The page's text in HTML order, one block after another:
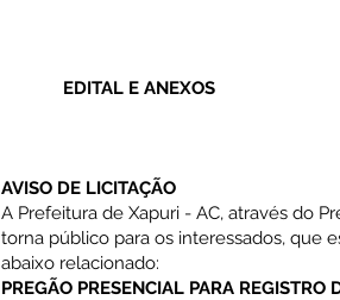
EDITAL E ANEXOS
AVISO DE LICITAÇÃO
A Prefeitura de Xapuri - AC, através do
torna público para os interessados, que
abaixo relacionado:
PREGÃO PRESENCIAL PARA